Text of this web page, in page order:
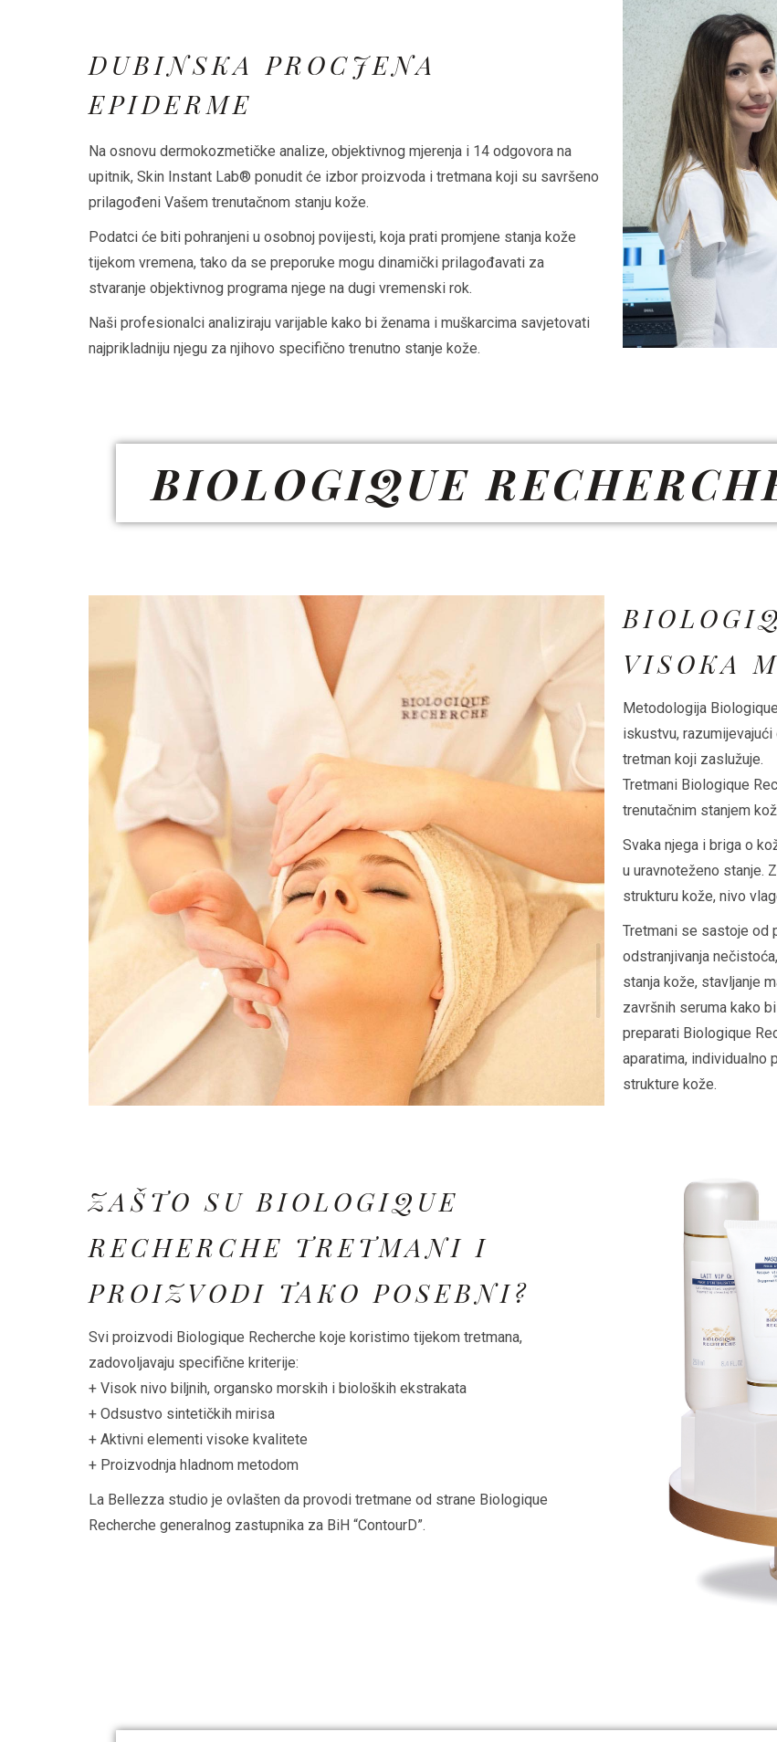
DUBINSKA PROCJENA
EPIDERME
Na osnovu dermokozmetičke analize, objektivnog mjerenja i 14 odgovora na
upitnik, Skin Instant Lab® ponudit će izbor proizvoda i tretmana koji su savršeno
prilagođeni Vašem trenutačnom stanju kože.
Podatci će biti pohranjeni u osobnoj povijesti, koja prati promjene stanja kože
tijekom vremena, tako da se preporuke mogu dinamički prilagođavati za
stvaranje objektivnog programa njege na dugi vremenski rok.
Naši profesionalci analiziraju varijable kako bi ženama i muškarcima savjetovati
najprikladniju njegu za njihovo specifično trenutno stanje kože.
BIOLOGIQUE
VISOKA
Metodologija
iskustvu,
tretman koji zaslužuje.
Tretmani Biologique
trenutačnim stanjem
Svaka njega i briga o
u uravnoteženo stanje.
strukturu kože, nivo
Tretmani se sastoje od
odstranjivanja
stanja kože, stavljanje
završnih seruma kako
preparati Biologique
aparatima, individualno
strukture kože.
ZAŠTO SU BIOLOGIQUE
RECHERCHE TRETMANI I
PROIZVODI TAKO POSEBNI?
Svi proizvodi Biologique Recherche koje koristimo tijekom tretmana,
zadovoljavaju specifične kriterije:
+ Visok nivo biljnih, organsko morskih i bioloških ekstrakata
+ Odsustvo sintetičkih mirisa
+ Aktivni elementi visoke kvalitete
+ Proizvodnja hladnom metodom
La Bellezza studio je ovlašten da provodi tretmane od strane Biologique
Recherche generalnog zastupnika za BiH “ContourD”.